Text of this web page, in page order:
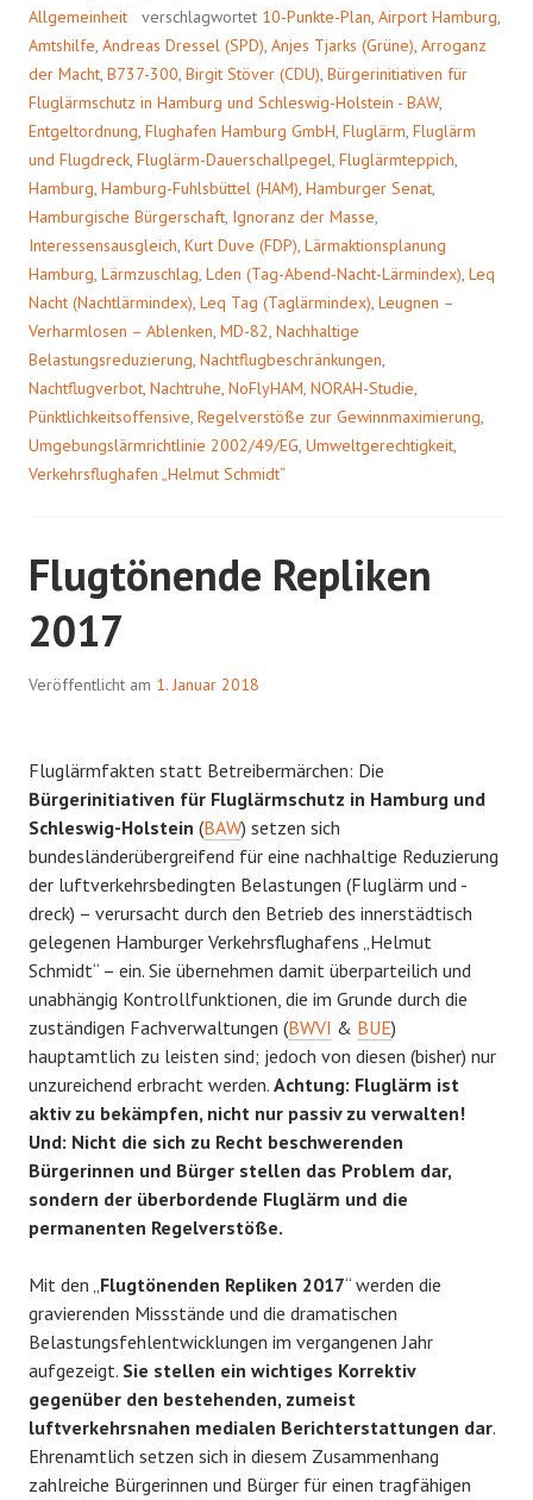
Allgemeinheit
verschlagwortet 10-Punkte-Plan, Airport Hamburg,
Amtshilfe, Andreas Dressel (SPD), Anjes Tjarks (Grüne), Arroganz
der Macht, B737-300, Birgit Stöver (CDU), Bürgerinitiativen für
Fluglärmschutz in Hamburg und Schleswig-Holstein - BAW,
Entgeltordnung, Flughafen Hamburg GmbH, Fluglärm, Fluglärm
und Flugdreck, Fluglärm-Dauerschallpegel, Fluglärmteppich,
Hamburg, Hamburg-Fuhlsbüttel (HAM), Hamburger Senat,
Hamburgische Bürgerschaft, Ignoranz der Masse,
Interessensausgleich, Kurt Duve (FDP), Lärmaktionsplanung
Hamburg, Lärmzuschlag, Lden (Tag-Abend-Nacht-Lärmindex), Leq
Nacht (Nachtlärmindex), Leq Tag (Taglärmindex), Leugnen –
Verharmlosen – Ablenken, MD-82, Nachhaltige
Belastungsreduzierung, Nachtflugbeschränkungen,
Nachtflugverbot, Nachtruhe, NoFlyHAM, NORAH-Studie,
Pünktlichkeitsoffensive, Regelverstöße zur Gewinnmaximierung,
Umgebungslärmrichtlinie 2002/49/EG, Umweltgerechtigkeit,
Verkehrsflughafen „Helmut Schmidt“
Flugtönende Repliken
2017
Veröffentlicht am 1. Januar 2018
Fluglärmfakten statt Betreibermärchen: Die
Bürgerinitiativen für Fluglärmschutz in Hamburg und
Schleswig-Holstein (BAW) setzen sich
bundesländerübergreifend für eine nachhaltige Reduzierung
der luftverkehrsbedingten Belastungen (Fluglärm und -
dreck) – verursacht durch den Betrieb des innerstädtisch
gelegenen Hamburger Verkehrsflughafens „Helmut
Schmidt“ – ein. Sie übernehmen damit überparteilich und
unabhängig Kontrollfunktionen, die im Grunde durch die
zuständigen Fachverwaltungen (BWVI & BUE)
hauptamtlich zu leisten sind; jedoch von diesen (bisher) nur
unzureichend erbracht werden. Achtung: Fluglärm ist
aktiv zu bekämpfen, nicht nur passiv zu verwalten!
Und: Nicht die sich zu Recht beschwerenden
Bürgerinnen und Bürger stellen das Problem dar,
sondern der überbordende Fluglärm und die
permanenten Regelverstöße.
Mit den „Flugtönenden Repliken 2017“ werden die
gravierenden Missstände und die dramatischen
Belastungsfehlentwicklungen im vergangenen Jahr
aufgezeigt. Sie stellen ein wichtiges Korrektiv
gegenüber den bestehenden, zumeist
luftverkehrsnahen medialen Berichterstattungen dar.
Ehrenamtlich setzen sich in diesem Zusammenhang
zahlreiche Bürgerinnen und Bürger für einen tragfähigen